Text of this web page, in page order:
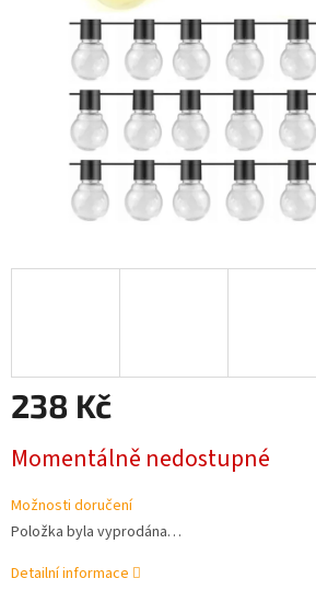
238 Kč
cena:
Momentálně nedostupné
Možnosti doručení
Položka byla vyprodána…
Detailní informace